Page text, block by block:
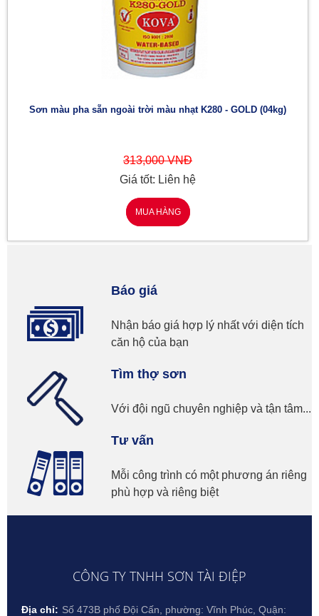
Sơn màu pha sẵn ngoài trời màu nhạt K280 - GOLD (04kg)
313,000 VNĐ
Giá tốt: Liên hệ
MUA HÀNG
Báo giá
Nhận báo giá hợp lý nhất với diện tích
căn hộ của bạn
Tìm thợ sơn
Với đội ngũ chuyên nghiệp và tận tâm...
Tư vấn
Mỗi công trình có một phương án riêng
phù hợp và riêng biệt
CÔNG TY TNHH SƠN TÀI ĐIỆP
Địa chỉ: Số 473B phố Đội Cấn, phường: Vĩnh Phúc, Quận: